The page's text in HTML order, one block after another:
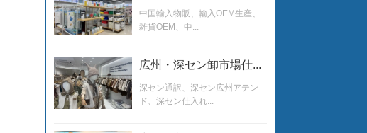
中国輸入物販、輸入OEM生産、
雑貨OEM、中...
広州・深セン卸市場仕...
深セン通訳、深セン広州アテン
ド、深セン仕入れ...